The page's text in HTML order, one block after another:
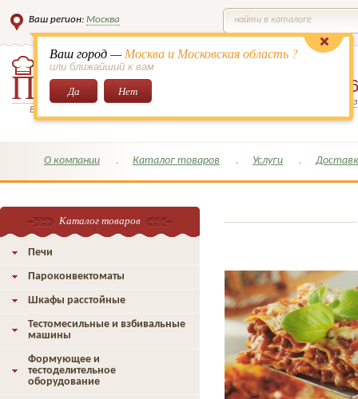
Ваш регион: Москва
Ваш город —Москва и Московская область ?
или ближайший к вам
Да Нет
найти в каталоге
Всё для кондитеров и поваров!
649-
Заказать обратный
О компании Каталог товаров Услуги
Каталог товаров
Печи
Пароконвектоматы
Шкафы расстойные
Тестомесильные и взбивальные
машины
Формующее и
тестоделительное
оборудование